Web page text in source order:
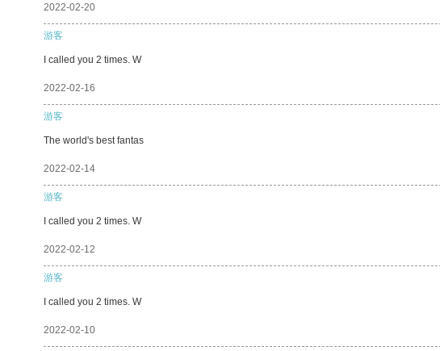
2022-02-20
游客
I called you 2 times. W
2022-02-16
游客
The world's best fantas
2022-02-14
游客
I called you 2 times. W
2022-02-12
游客
I called you 2 times. W
2022-02-10